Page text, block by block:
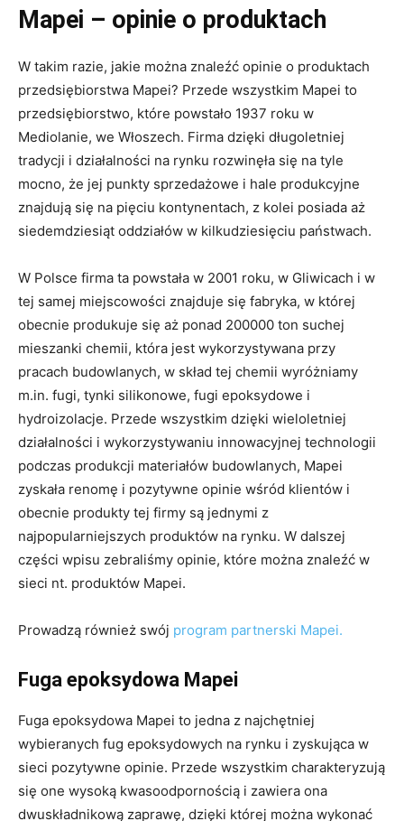
Mapei – opinie o produktach
W takim razie, jakie można znaleźć opinie o produktach
przedsiębiorstwa Mapei? Przede wszystkim Mapei to
przedsiębiorstwo, które powstało 1937 roku w
Mediolanie, we Włoszech. Firma dzięki długoletniej
tradycji i działalności na rynku rozwinęła się na tyle
mocno, że jej punkty sprzedażowe i hale produkcyjne
znajdują się na pięciu kontynentach, z kolei posiada aż
siedemdziesiąt oddziałów w kilkudziesięciu państwach.
W Polsce firma ta powstała w 2001 roku, w Gliwicach i w
tej samej miejscowości znajduje się fabryka, w której
obecnie produkuje się aż ponad 200000 ton suchej
mieszanki chemii, która jest wykorzystywana przy
pracach budowlanych, w skład tej chemii wyróżniamy
m.in. fugi, tynki silikonowe, fugi epoksydowe i
hydroizolacje. Przede wszystkim dzięki wieloletniej
działalności i wykorzystywaniu innowacyjnej technologii
podczas produkcji materiałów budowlanych, Mapei
zyskała renomę i pozytywne opinie wśród klientów i
obecnie produkty tej firmy są jednymi z
najpopularniejszych produktów na rynku. W dalszej
części wpisu zebraliśmy opinie, które można znaleźć w
sieci nt. produktów Mapei.
Prowadzą również swój program partnerski Mapei.
Fuga epoksydowa Mapei
Fuga epoksydowa Mapei to jedna z najchętniej
wybieranych fug epoksydowych na rynku i zyskująca w
sieci pozytywne opinie. Przede wszystkim charakteryzują
się one wysoką kwasoodpornością i zawiera ona
dwuskładnikową zaprawę, dzięki której można wykonać